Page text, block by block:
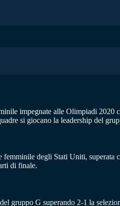
impegnate alle Olimpiadi 2020
si giocano la leadership del
femminile degli Stati Uniti,
di finale.
gruppo G superando 2-1 la